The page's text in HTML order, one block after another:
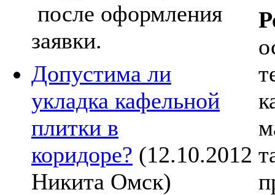
после оформления
заявки.
Допустима ли
укладка кафельной
плитки в
коридоре? (12.10.2012
Никита Омск)